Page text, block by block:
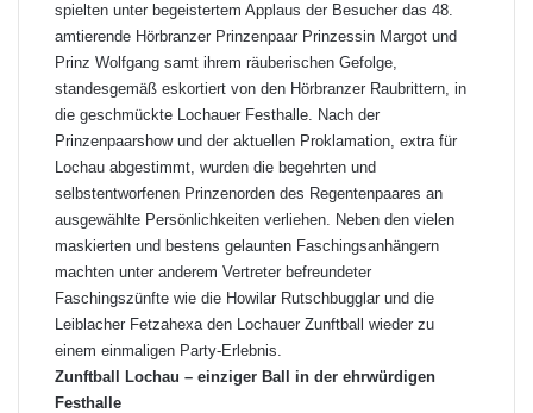
spielten unter begeistertem Applaus der Besucher das 48.
amtierende Hörbranzer Prinzenpaar Prinzessin Margot und
Prinz Wolfgang samt ihrem räuberischen Gefolge,
standesgemäß eskortiert von den Hörbranzer Raubrittern, in
die geschmückte Lochauer Festhalle. Nach der
Prinzenpaarshow und der aktuellen Proklamation, extra für
Lochau abgestimmt, wurden die begehrten und
selbstentworfenen Prinzenorden des Regentenpaares an
ausgewählte Persönlichkeiten verliehen. Neben den vielen
maskierten und bestens gelaunten Faschingsanhängern
machten unter anderem Vertreter befreundeter
Faschingszünfte wie die Howilar Rutschbugglar und die
Leiblacher Fetzahexa den Lochauer Zunftball wieder zu
einem einmaligen Party-Erlebnis.
Zunftball Lochau – einziger Ball in der ehrwürdigen
Festhalle